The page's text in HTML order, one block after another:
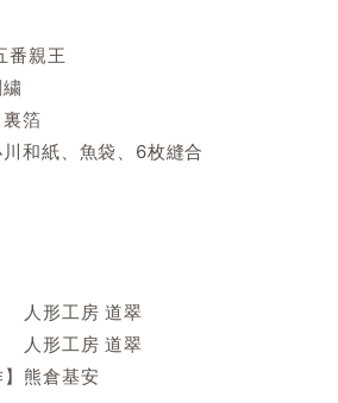
番親王
箔
和紙、魚袋、6枚縫合
形工房 道翠
人形工房 道翠
】熊倉基安